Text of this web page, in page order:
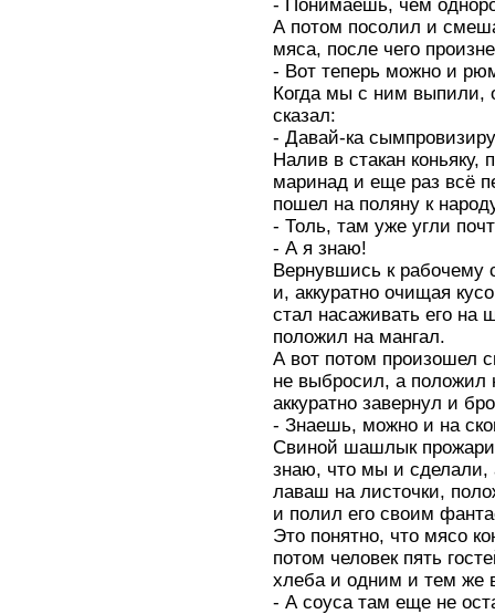
- Понимаешь, чем
А потом посолил и
мяса, после чего
- Вот теперь можно и
Когда мы с ним выпили,
сказал:
- Давай-ка
Налив в стакан коньяку,
маринад и еще раз всё
пошел на поляну к
- Толь, там уже угли
- А я знаю!
Вернувшись к рабочему
и, аккуратно очищая
стал насаживать его на
положил на мангал.
А вот потом произошел
не выбросил, а положил
аккуратно завернул и
- Знаешь, можно и на
Свиной шашлык
знаю, что мы и сделали,
лаваш на листочки,
и полил его своим
Это понятно, что мясо
потом человек пять
хлеба и одним и тем же
- А соуса там еще не